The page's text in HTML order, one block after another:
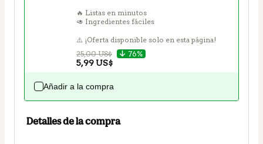
🔥 Listas en minutos
🥑 Ingredientes fáciles
⚠️ ¡Oferta disponible solo en esta página!
25,00 US$
76%
5,99 US$
Añadir a la compra
Detalles de la compra